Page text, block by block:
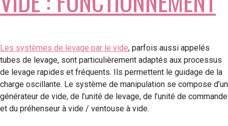
Les systèmes de levage par le vide, parfois aussi appelés
tubes de levage, sont particulièrement adaptés aux processus
de levage rapides et fréquents. Ils permettent le guidage de la
charge oscillante. Le système de manipulation se compose d’un
générateur de vide, de l’unité de levage, de l’unité de commande
et du préhenseur à vide / ventouse à vide.